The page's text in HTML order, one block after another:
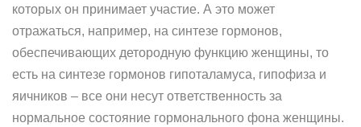
которых он принимает участие. А это может
отражаться, например, на синтезе гормонов,
обеспечивающих детородную функцию женщины, то
есть на синтезе гормонов гипоталамуса, гипофиза и
яичников – все они несут ответственность за
нормальное состояние гормонального фона женщины.